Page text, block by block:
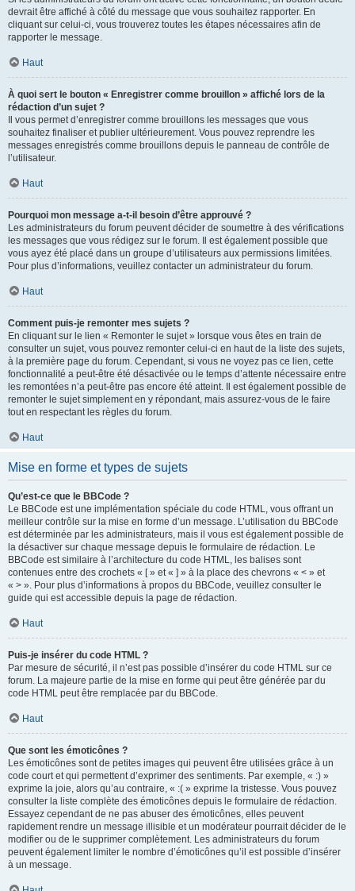
devrait être affiché à côté du message que vous souhaitez rapporter. En
cliquant sur celui-ci, vous trouverez toutes les étapes nécessaires afin de
rapporter le message.
Haut
À quoi sert le bouton « Enregistrer comme brouillon » affiché lors de la
rédaction d’un sujet ?
Il vous permet d’enregistrer comme brouillons les messages que vous
souhaitez finaliser et publier ultérieurement. Vous pouvez reprendre les
messages enregistrés comme brouillons depuis le panneau de contrôle de
l’utilisateur.
Haut
Pourquoi mon message a-t-il besoin d’être approuvé ?
Les administrateurs du forum peuvent décider de soumettre à des vérifications
les messages que vous rédigez sur le forum. Il est également possible que
vous ayez été placé dans un groupe d’utilisateurs aux permissions limitées.
Pour plus d’informations, veuillez contacter un administrateur du forum.
Haut
Comment puis-je remonter mes sujets ?
En cliquant sur le lien « Remonter le sujet » lorsque vous êtes en train de
consulter un sujet, vous pouvez remonter celui-ci en haut de la liste des sujets,
à la première page du forum. Cependant, si vous ne voyez pas ce lien, cette
fonctionnalité a peut-être été désactivée ou le temps d’attente nécessaire entre
les remontées n’a peut-être pas encore été atteint. Il est également possible de
remonter le sujet simplement en y répondant, mais assurez-vous de le faire
tout en respectant les règles du forum.
Haut
Mise en forme et types de sujets
Qu’est-ce que le BBCode ?
Le BBCode est une implémentation spéciale du code HTML, vous offrant un
meilleur contrôle sur la mise en forme d’un message. L’utilisation du BBCode
est déterminée par les administrateurs, mais il vous est également possible de
la désactiver sur chaque message depuis le formulaire de rédaction. Le
BBCode est similaire à l’architecture du code HTML, les balises sont
contenues entre des crochets « [ » et « ] » à la place des chevrons « < » et
« > ». Pour plus d’informations à propos du BBCode, veuillez consulter le
guide qui est accessible depuis la page de rédaction.
Haut
Puis-je insérer du code HTML ?
Par mesure de sécurité, il n’est pas possible d’insérer du code HTML sur ce
forum. La majeure partie de la mise en forme qui peut être générée par du
code HTML peut être remplacée par du BBCode.
Haut
Que sont les émoticônes ?
Les émoticônes sont de petites images qui peuvent être utilisées grâce à un
code court et qui permettent d’exprimer des sentiments. Par exemple, « :) »
exprime la joie, alors qu’au contraire, « :( » exprime la tristesse. Vous pouvez
consulter la liste complète des émoticônes depuis le formulaire de rédaction.
Essayez cependant de ne pas abuser des émoticônes, elles peuvent
rapidement rendre un message illisible et un modérateur pourrait décider de le
modifier ou de le supprimer complètement. Les administrateurs du forum
peuvent également limiter le nombre d’émoticônes qu’il est possible d’insérer
à un message.